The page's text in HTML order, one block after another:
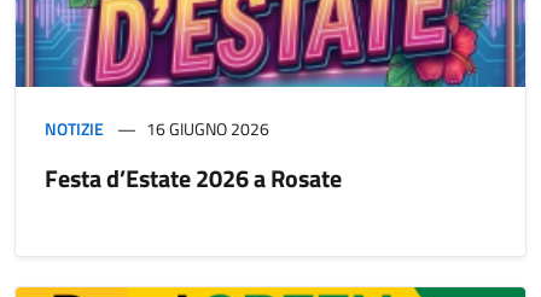
NOTIZIE 16 GIUGNO 2026
Festa d’Estate 2026 a Rosate